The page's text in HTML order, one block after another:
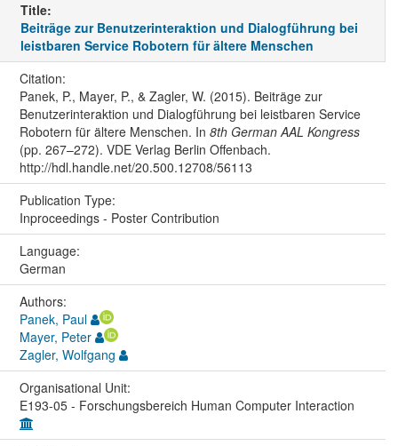
Title:
Beiträge zur Benutzerinteraktion und Dialogführung bei
leistbaren Service Robotern für ältere Menschen
Citation:
Panek, P., Mayer, P., & Zagler, W. (2015). Beiträge zur
Benutzerinteraktion und Dialogführung bei leistbaren Service
Robotern für ältere Menschen. In 8th German AAL Kongress
(pp. 267–272). VDE Verlag Berlin Offenbach.
http://hdl.handle.net/20.500.12708/56113
Publication Type:
Inproceedings - Poster Contribution
Language:
German
Authors:
Panek, Paul
Mayer, Peter
Zagler, Wolfgang
Organisational Unit:
E193-05 - Forschungsbereich Human Computer Interaction